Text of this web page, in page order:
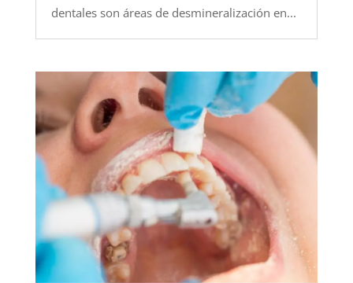
dentales son áreas de desmineralización en...